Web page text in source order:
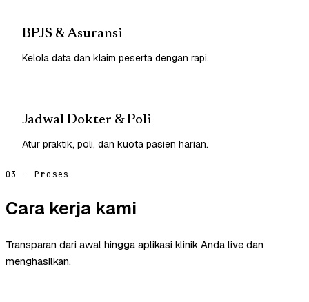
BPJS & Asuransi
Kelola data dan klaim peserta dengan rapi.
Jadwal Dokter & Poli
Atur praktik, poli, dan kuota pasien harian.
03 — Proses
Cara kerja kami
Transparan dari awal hingga aplikasi klinik Anda live dan
menghasilkan.